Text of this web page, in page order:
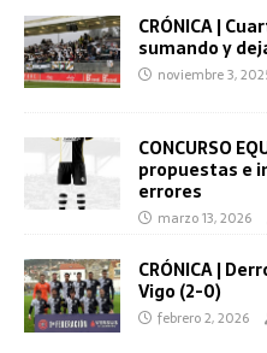
CRÓNICA |
sumando y
noviembre 3,
CONCURSO
propuestas e
errores
marzo 13, 2026
CRÓNICA |
Vigo (2-0)
febrero 2, 2026